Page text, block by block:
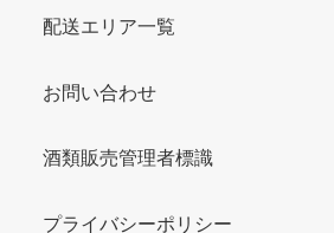
配送エリア一覧
お問い合わせ
酒類販売管理者標識
プライバシーポリシー